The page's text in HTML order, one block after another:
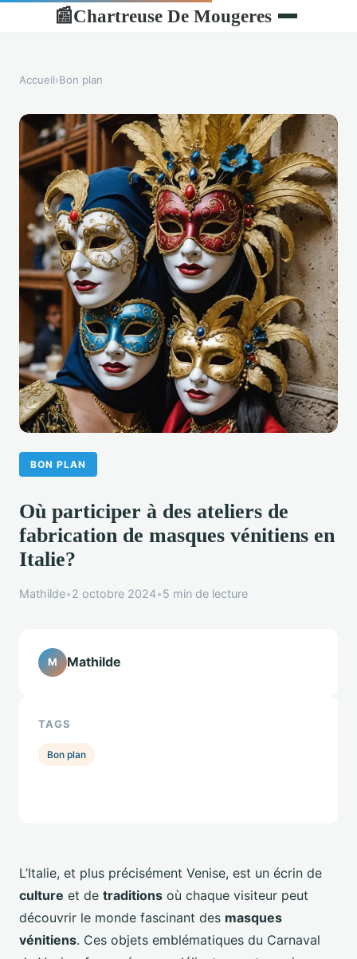
📰Chartreuse De Mougeres
Accueil›Bon plan
BON PLAN
Où participer à des ateliers de
fabrication de masques vénitiens en
Italie?
Mathilde•2 octobre 2024•5 min de lecture
L’Italie, et plus précisément Venise, est un écrin de
culture et de traditions où chaque visiteur peut
découvrir le monde fascinant des masques
vénitiens. Ces objets emblématiques du Carnaval
M Mathilde
TAGS
Bon plan